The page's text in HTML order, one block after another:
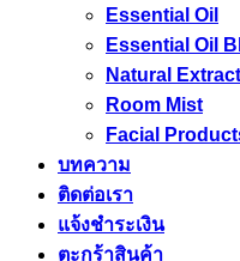
Essential Oil
Essential Oil
Natural Extract
Room Mist
Facial
บทความ
ติดต่อเรา
แจ้งชำระเงิน
ตะกร้าสินค้า